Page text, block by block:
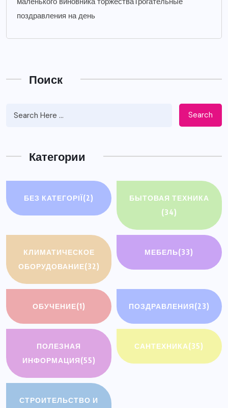
поздравления на день
Поиск
Search
Категории
БЕЗ КАТЕГОРІЇ(2)
БЫТОВАЯ ТЕХНИКА
(34)
КЛИМАТИЧЕСКОЕ
ОБОРУДОВАНИЕ(32)
МЕБЕЛЬ(33)
ОБУЧЕНИЕ(1) ПОЗДРАВЛЕНИЯ(23)
ПОЛЕЗНАЯ
ИНФОРМАЦИЯ(55)
САНТЕХНИКА(35)
СТРОИТЕЛЬСТВО И